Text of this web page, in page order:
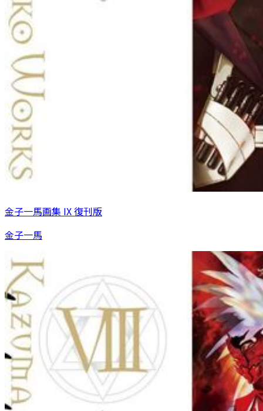
金子一馬画集 IX 復刊版
金子一馬